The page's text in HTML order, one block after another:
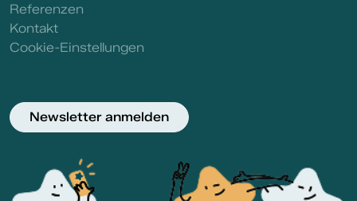
Referenzen
Kontakt
Cookie-Einstellungen
Newsletter anmelden